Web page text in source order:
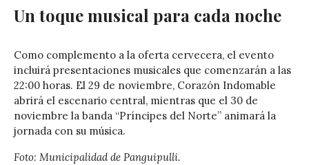
Un toque musical para cada noche
Como complemento a la oferta cervecera, el evento
incluirá presentaciones musicales que comenzarán a las
22:00 horas. El 29 de noviembre, Corazón Indomable
abrirá el escenario central, mientras que el 30 de
noviembre la banda “Príncipes del Norte” animará la
jornada con su música.
Foto: Municipalidad de Panguipulli.